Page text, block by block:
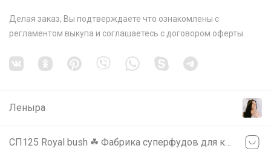
Делая заказ, Вы подтверждаете что ознакомлены с
регламентом выкупа и соглашаетесь с договором оферты
Леныра